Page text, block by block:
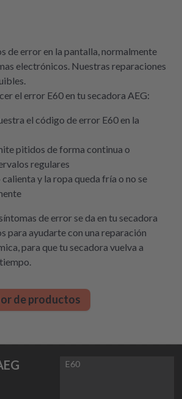
de error en la pantalla, normalmente
electrónicos. Nuestras reparaciones
el error E60 en tu secadora AEG:
el código de error E60 en la
pitidos de forma continua o
regulares
calienta y la ropa queda fría o no se
de error se da en tu secadora
para ayudarte con una reparación
para que tu secadora vuelva a
de productos
E60